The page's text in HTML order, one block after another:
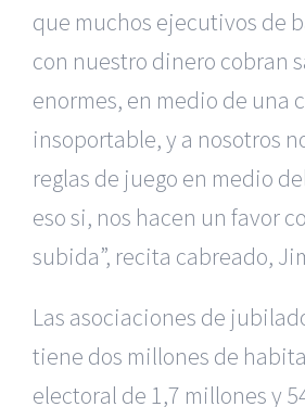
que muchos ejecutivos de
con nuestro dinero cobran
enormes, en medio de una
insoportable, y a nosotros
reglas de juego en medio
eso si, nos hacen un favor
subida”, recita cabreado,
Las asociaciones de
tiene dos millones de
electoral de 1,7 millones y